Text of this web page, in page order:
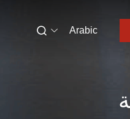
Arabic